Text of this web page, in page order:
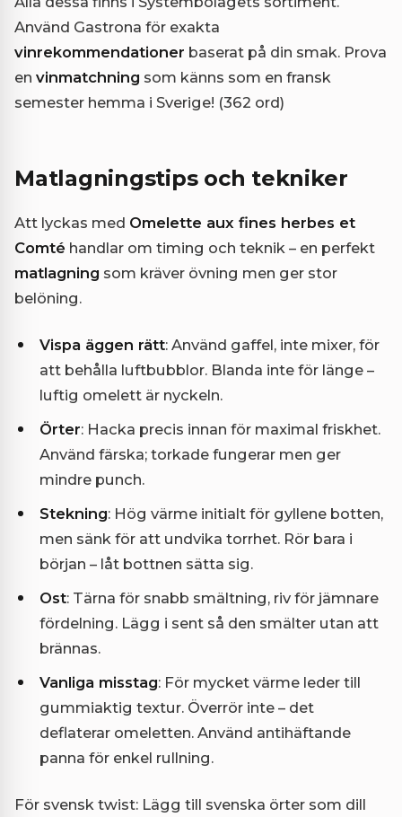
Använd Gastrona för exakta
vinrekommendationer baserat på din smak. Prova
en vinmatchning som känns som en fransk
semester hemma i Sverige! (362 ord)
Matlagningstips och tekniker
Att lyckas med Omelette aux fines herbes et
Comté handlar om timing och teknik – en perfekt
matlagning som kräver övning men ger stor
belöning.
Vispa äggen rätt: Använd gaffel, inte mixer, för
att behålla luftbubblor. Blanda inte för länge –
luftig omelett är nyckeln.
Örter: Hacka precis innan för maximal friskhet.
Använd färska; torkade fungerar men ger
mindre punch.
Stekning: Hög värme initialt för gyllene botten,
men sänk för att undvika torrhet. Rör bara i
början – låt bottnen sätta sig.
Ost: Tärna för snabb smältning, riv för jämnare
fördelning. Lägg i sent så den smälter utan att
brännas.
Vanliga misstag: För mycket värme leder till
gummiaktig textur. Överrör inte – det
deflaterar omeletten. Använd antihäftande
panna för enkel rullning.
För svensk twist: Lägg till svenska örter som dill